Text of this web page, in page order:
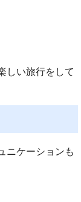
しい旅行をして
ニケーションも